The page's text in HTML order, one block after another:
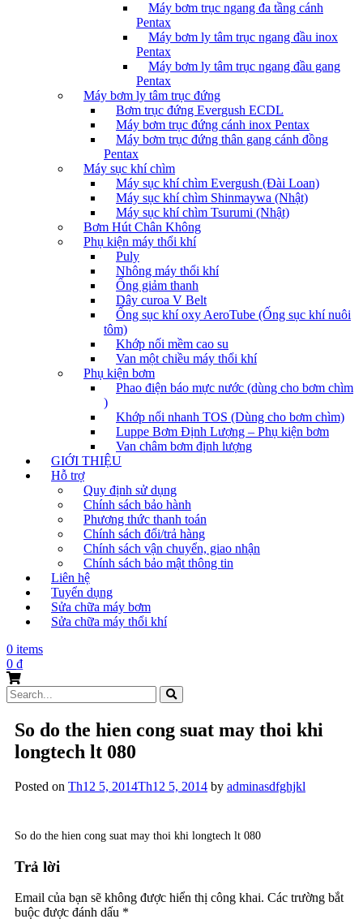
Máy bơm trục ngang đa tầng cánh
Pentax
Máy bơm ly tâm trục ngang đầu inox
Pentax
Máy bơm ly tâm trục ngang đầu gang
Pentax
Máy bơm ly tâm trục đứng
Bơm trục đứng Evergush ECDL
Máy bơm trục đứng cánh inox Pentax
Máy bơm trục đứng thân gang cánh đồng
Pentax
Máy sục khí chìm
Máy sục khí chìm Evergush (Đài Loan)
Máy sục khí chìm Shinmaywa (Nhật)
Máy sục khí chìm Tsurumi (Nhật)
Bơm Hút Chân Không
Phụ kiện máy thổi khí
Puly
Nhông máy thổi khí
Ống giảm thanh
Dây curoa V Belt
Ống sục khí oxy AeroTube (Ống sục khí nuôi
tôm)
Khớp nối mềm cao su
Van một chiều máy thổi khí
Phụ kiện bơm
Phao điện báo mực nước (dùng cho bơm chìm
)
Khớp nối nhanh TOS (Dùng cho bơm chìm)
Luppe Bơm Định Lượng – Phụ kiện bơm
Van châm bơm định lượng
GIỚI THIỆU
Hỗ trợ
Quy định sử dụng
Chính sách bảo hành
Phương thức thanh toán
Chính sách đổi/trả hàng
Chính sách vận chuyển, giao nhận
Chính sách bảo mật thông tin
Liên hệ
Tuyển dụng
Sửa chữa máy bơm
Sửa chữa máy thổi khí
0 items
0 ₫
Search
for:
So do the hien cong suat may thoi khi
longtech lt 080
Posted on Th12 5, 2014Th12 5, 2014 by adminasdfghjkl
So do the hien cong suat may thoi khi longtech lt 080
Trả lời
Email của bạn sẽ không được hiển thị công khai. Các trường bắt
buộc được đánh dấu *